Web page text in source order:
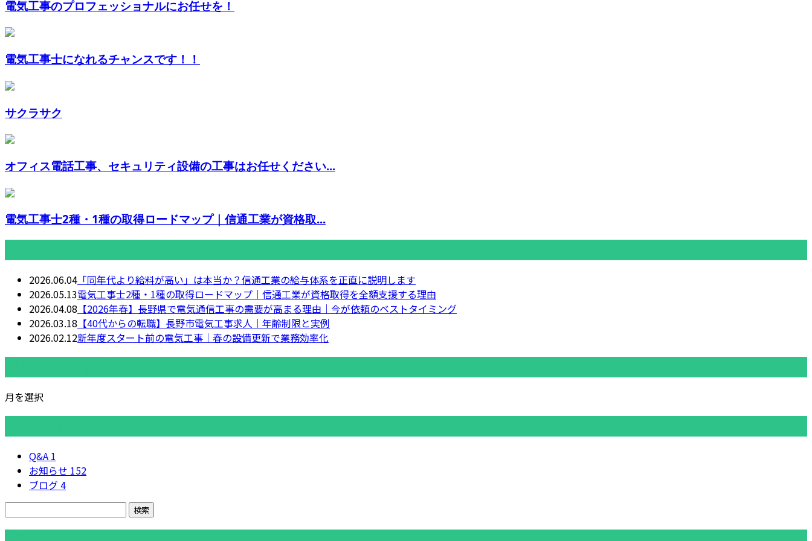
電気工事のプロフェッショナルにお任せを！
電気工事士になれるチャンスです！！
サクラサク
オフィス電話工事、セキュリティ設備の工事はお任せください...
電気工事士2種・1種の取得ロードマップ｜信通工業が資格取...
2026.06.04 「同年代より給料が高い」は本当か？信通工業の給与体系を正直に説明します
2026.05.13電気工事士2種・1種の取得ロードマップ｜信通工業が資格取得を全額支援する理由
2026.04.08 【2026年春】長野県で電気通信工事の需要が高まる理由｜今が依頼のベストタイミング
2026.03.18 【40代からの転職】長野市電気工事求人｜年齢制限と実例
2026.02.12新年度スタート前の電気工事｜春の設備更新で業務効率化
月を選択
Q&A 1
お知らせ 152
ブログ4